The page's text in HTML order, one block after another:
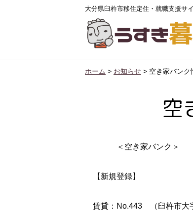
大分県臼杵市移住定住・就職支援サ
ホーム > お知らせ > 空き家バンク
空
＜空き家バンク＞
【新規登録】
賃貸：No.443 （臼杵市大